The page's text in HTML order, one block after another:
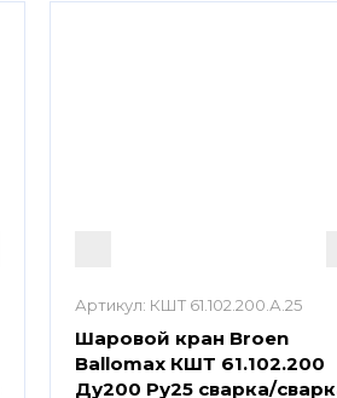
Артикул: КШТ 61.102.200.А.25
Шаровой кран Broen
Ballomax КШТ 61.102.200
Ду200 Ру25 сварка/